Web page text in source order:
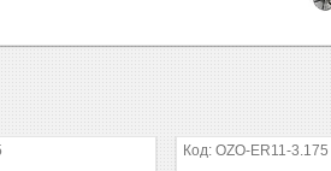
OZO-ER11-3.175